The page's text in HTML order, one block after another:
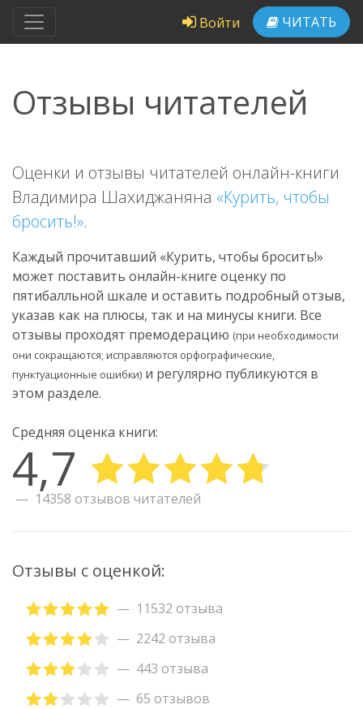
Войти ЧИТАТЬ
Отзывы читателей
Оценки и отзывы читателей онлайн-книги
Владимира Шахиджаняна «Курить, чтобы
бросить!».
Каждый прочитавший «Курить, чтобы бросить!»
может поставить онлайн-книге оценку по
пятибалльной шкале и оставить подробный отзыв,
указав как на плюсы, так и на минусы книги. Все
отзывы проходят премодерацию (при необходимости
они сокращаются; исправляются орфографические,
пунктуационные ошибки) и регулярно публикуются в
этом разделе.
Средняя оценка книги:
4,7
14358 отзывов читателей
Отзывы с оценкой:
11532 отзыва
2242 отзыва
443 отзыва
65 отзывов